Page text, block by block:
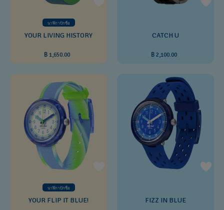
นาฬิกาปักชื่อ
YOUR LIVING HISTORY
฿ 1,650.00
CATCH U
฿ 2,100.00
นาฬิกาปักชื่อ
YOUR FLIP IT BLUE! FIZZ IN BLUE